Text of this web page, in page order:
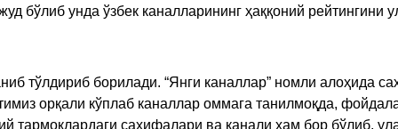
бўлиб унда ўзбек каналларининг ҳаққоний рейтингини
тўлдириб борилади. “Янги каналлар” номли алоҳида
орқали кўплаб каналлар оммага танилмоқда,
тармоқлардаги саҳифалари ва канали ҳам бор бўлиб,